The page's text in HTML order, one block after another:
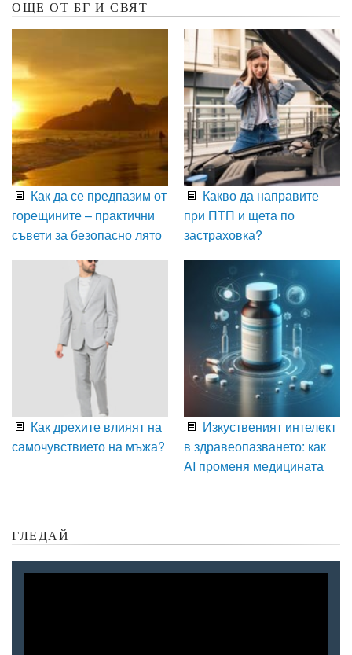
ОЩЕ ОТ БГ И СВЯТ
Как да се предпазим от
горещините – практични
съвети за безопасно лято
Какво да направите
при ПТП и щета по
застраховка?
Как дрехите влияят на
самочувствието на мъжа?
Изкуственият интелект
в здравеопазването: как
AI променя медицината
ГЛЕДАЙ